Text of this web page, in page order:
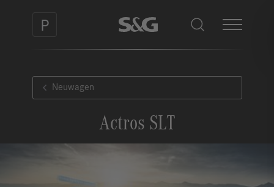
Neuwagen
Actros SLT